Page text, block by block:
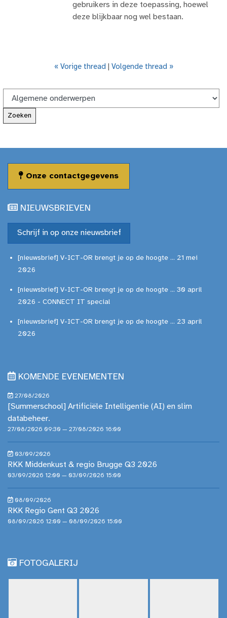
gebruikers in deze toepassing, hoewel
deze blijkbaar nog wel bestaan.
« Vorige thread| Volgende thread »
Onze contactgegevens
NIEUWSBRIEVEN
Schrijf in op onze nieuwsbrief
[nieuwsbrief] V-ICT-OR brengt je op de hoogte ... 21 mei
2026
[nieuwsbrief] V-ICT-OR brengt je op de hoogte ... 30 april
2026 - CONNECT IT special
[nieuwsbrief] V-ICT-OR brengt je op de hoogte ... 23 april
2026
KOMENDE EVENEMENTEN
27/08/2026
[Summerschool] Artificiële Intelligentie (AI) en slim
databeheer.
27/08/2026 09:30 — 27/08/2026 16:00
03/09/2026
RKK Middenkust & regio Brugge Q3 2026
03/09/2026 12:00 — 03/09/2026 15:00
08/09/2026
RKK Regio Gent Q3 2026
08/09/2026 12:00 — 08/09/2026 15:00
FOTOGALERIJ